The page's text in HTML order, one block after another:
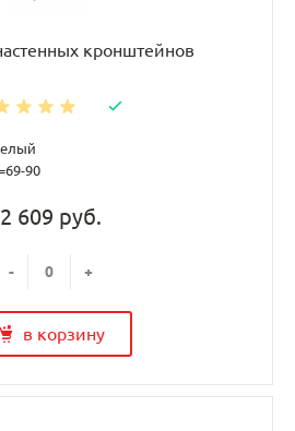
кронштейнов
90
2 609 руб.
- +
в корзину